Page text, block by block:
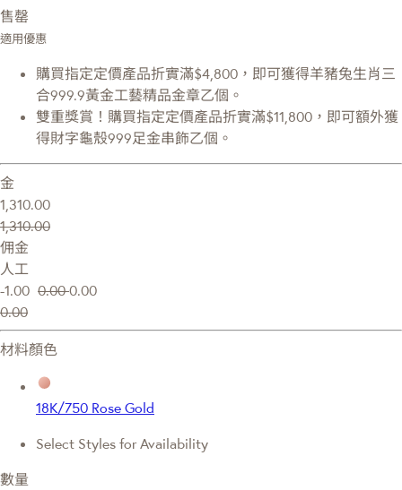
售罄
適用優惠
購買指定定價產品折實滿$4,800，即可獲得羊豬兔生肖三
合999.9黃金工藝精品金章乙個。
雙重獎賞！購買指定定價產品折實滿$11,800，即可額外獲
得財字龜殼999足金串飾乙個。
金
1,310.00
1,310.00
佣金
人工
-1.00 0.000.00
0.00
材料顏色
18K/750 Rose Gold
Select Styles for Availability
數量